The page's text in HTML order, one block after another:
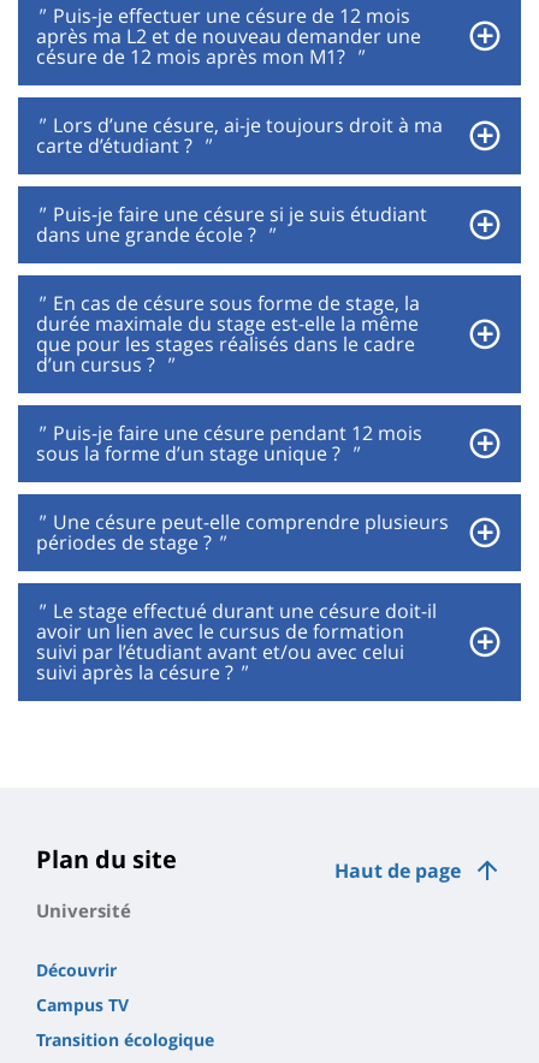
" Puis-je effectuer une césure de 12 mois
après ma L2 et de nouveau demander une
césure de 12 mois après mon M1? "
" Lors d’une césure, ai-je toujours droit à ma
carte d’étudiant ? "
" Puis-je faire une césure si je suis étudiant
dans une grande école ? "
" En cas de césure sous forme de stage, la
durée maximale du stage est-elle la même
que pour les stages réalisés dans le cadre
d’un cursus ? "
" Puis-je faire une césure pendant 12 mois
sous la forme d’un stage unique ? "
" Une césure peut-elle comprendre plusieurs
périodes de stage ? "
" Le stage effectué durant une césure doit-il
avoir un lien avec le cursus de formation
suivi par l’étudiant avant et/ou avec celui
suivi après la césure ? "
Haut de page
Plan du site
Université
Découvrir
Campus TV
Transition écologique